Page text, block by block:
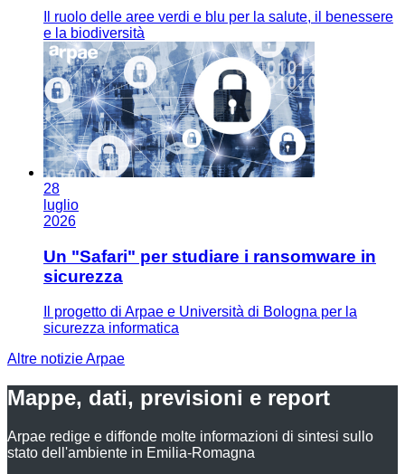
Il ruolo delle aree verdi e blu per la salute, il benessere
e la biodiversità
28
luglio
2026
Un "Safari" per studiare i ransomware in
sicurezza
Il progetto di Arpae e Università di Bologna per la
sicurezza informatica
Altre notizie Arpae
Mappe, dati, previsioni e report
Arpae redige e diffonde molte informazioni di sintesi sullo
stato dell'ambiente in Emilia-Romagna